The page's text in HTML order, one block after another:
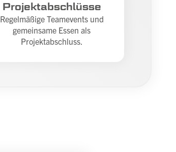
Projektabschlüsse
Regelmäßige Teamevents und
gemeinsame Essen als
Projektabschluss.